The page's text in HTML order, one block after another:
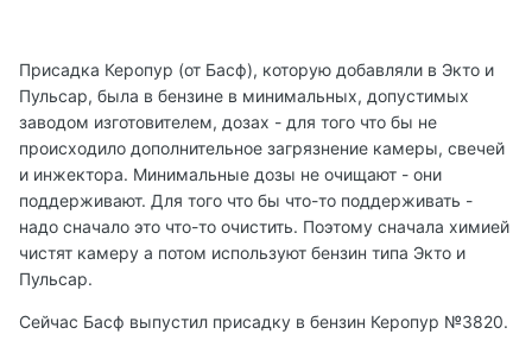
Присадка Керопур (от Басф), которую добавляли в Экто и
Пульсар, была в бензине в минимальных, допустимых
заводом изготовителем, дозах - для того что бы не
происходило дополнительное загрязнение камеры, свечей
и инжектора. Минимальные дозы не очищают - они
поддерживают. Для того что бы что-то поддерживать -
надо сначало это что-то очистить. Поэтому сначала химией
чистят камеру а потом используют бензин типа Экто и
Пульсар.
Сейчас Басф выпустил присадку в бензин Керопур №3820.